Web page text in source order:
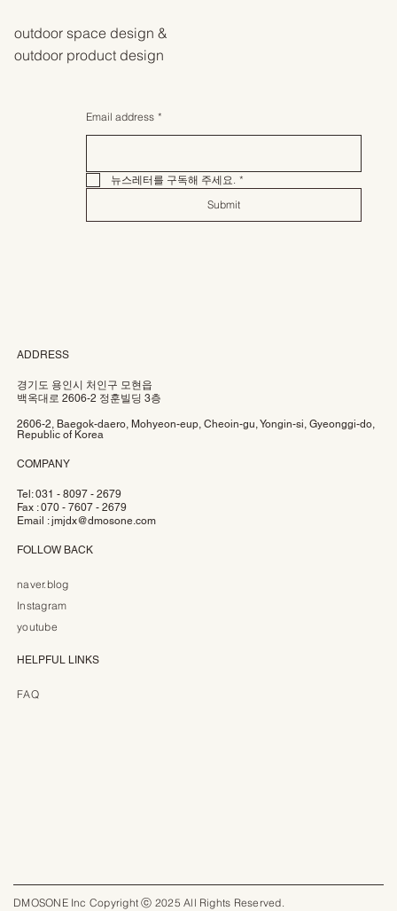
outdoor space design &
outdoor product design
Email address *
뉴스레터를 구독해 주세요.
*
Submit
ADDRESS
경기도 용인시 처인구 모현읍
백옥대로 2606-2 정훈빌딩 3층
2606-2, Baegok-daero, Mohyeon-eup, Cheoin-gu, Yongin-si, Gyeonggi-do,
Republic of Korea
COMPANY
Tel: 031 - 8097 - 2679
Fax : 070 - 7607 - 2679
Email :jmjdx@dmosone.com
FOLLOW BACK
naver.blog
Instagram
youtube
HELPFUL LINKS
FAQ
DMOSONE Inc Copyright ⓒ 2025 All Rights Reserved.​